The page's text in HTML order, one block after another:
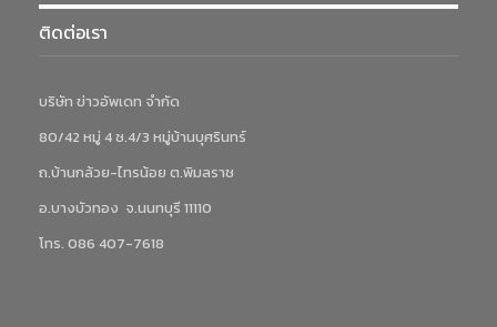
ติดต่อเรา
บริษัท ข่าวอัพเดท จำกัด
80/42 หมู่ 4 ซ.4/3 หมู่บ้านบุศรินทร์
ถ.บ้านกล้วย-ไทรน้อย ต.พิมลราช
อ.บางบัวทอง จ.นนทบุรี 11110
โทร. 086 407-7618